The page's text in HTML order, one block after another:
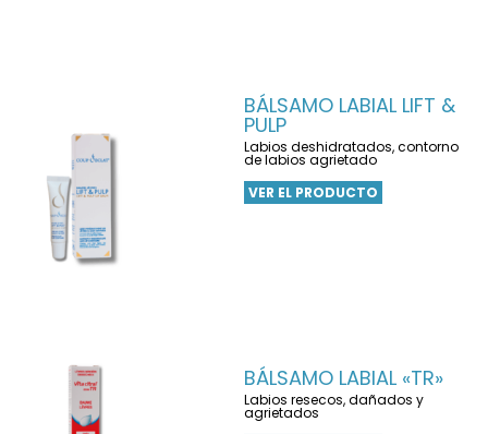
BÁLSAMO LABIAL LIFT &
PULP
Labios deshidratados, contorno
de labios agrietado
VER EL PRODUCTO
BÁLSAMO LABIAL «TR»
Labios resecos, dañados y
agrietados